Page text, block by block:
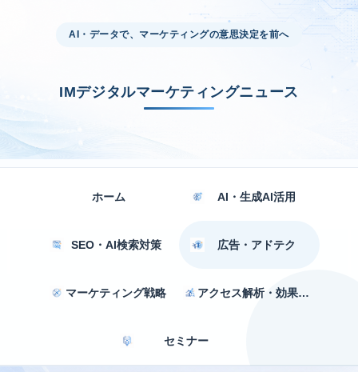
AI・データで、マーケティングの意思決定を前へ
IMデジタルマーケティングニュース
ホーム AI・生成AI活用
SEO・AI検索対策 広告・アドテク
マーケティング戦略 アクセス解析・効果測定
セミナー